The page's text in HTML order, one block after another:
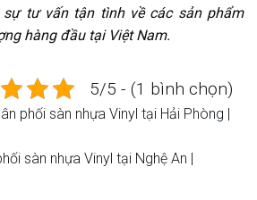
tư vấn tận tình về các sản phẩm
hàng đầu tại Việt Nam.
5/5 - (1 bình chọn)
phối sàn nhựa Vinyl tại Hải Phòng |
sàn nhựa Vinyl tại Nghệ An |